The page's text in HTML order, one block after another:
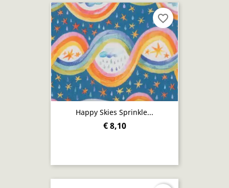
Happy Skies Sprinkle...
€ 8,10
favorite_border